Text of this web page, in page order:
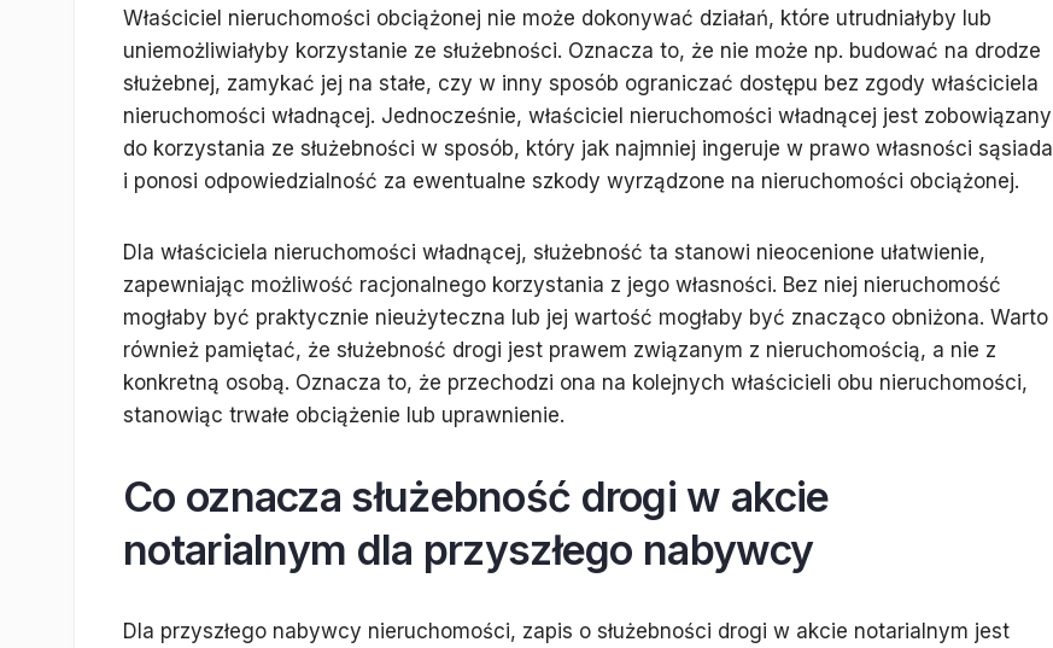
Właściciel nieruchomości obciążonej nie może dokonywać działań, które utrudniałyby lub
uniemożliwiałyby korzystanie ze służebności. Oznacza to, że nie może np. budować na drodze
służebnej, zamykać jej na stałe, czy w inny sposób ograniczać dostępu bez zgody właściciela
nieruchomości władnącej. Jednocześnie, właściciel nieruchomości władnącej jest zobowiązany
do korzystania ze służebności w sposób, który jak najmniej ingeruje w prawo własności sąsiada
i ponosi odpowiedzialność za ewentualne szkody wyrządzone na nieruchomości obciążonej.
Dla właściciela nieruchomości władnącej, służebność ta stanowi nieocenione ułatwienie,
zapewniając możliwość racjonalnego korzystania z jego własności. Bez niej nieruchomość
mogłaby być praktycznie nieużyteczna lub jej wartość mogłaby być znacząco obniżona. Warto
również pamiętać, że służebność drogi jest prawem związanym z nieruchomością, a nie z
konkretną osobą. Oznacza to, że przechodzi ona na kolejnych właścicieli obu nieruchomości,
stanowiąc trwałe obciążenie lub uprawnienie.
Co oznacza służebność drogi w akcie
notarialnym dla przyszłego nabywcy
Dla przyszłego nabywcy nieruchomości, zapis o służebności drogi w akcie notarialnym jest